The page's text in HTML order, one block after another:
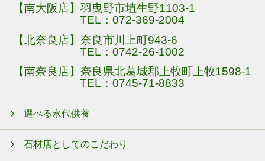
【南大阪店】羽曳野市埴生野1103-1
TEL：072-369-2004
【北奈良店】奈良市川上町943-6
TEL：0742-26-1002
【南奈良店】奈良県北葛城郡上牧町上牧1598-1
TEL：0745-71-8833
選べる永代供養
石材店としてのこだわり